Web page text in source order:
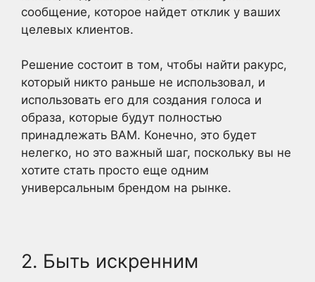
сообщение, которое найдет отклик у ваших
целевых клиентов.
Решение состоит в том, чтобы найти ракурс,
который никто раньше не использовал, и
использовать его для создания голоса и
образа, которые будут полностью
принадлежать ВАМ. Конечно, это будет
нелегко, но это важный шаг, поскольку вы не
хотите стать просто еще одним
универсальным брендом на рынке.
2. Быть искренним